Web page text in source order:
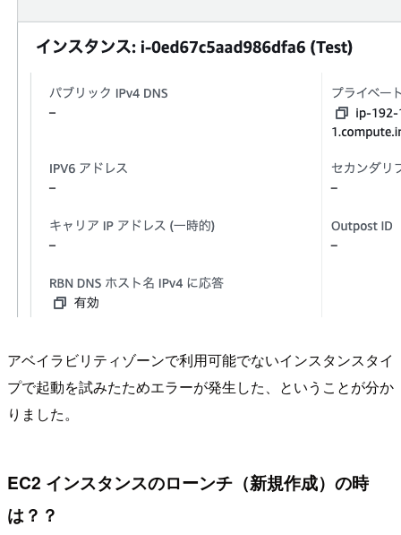
アベイラビリティゾーンで利用可能でないインスタンスタイ
プで起動を試みたためエラーが発生した、ということが分か
りました。
EC2 インスタンスのローンチ（新規作成）の時
は？？